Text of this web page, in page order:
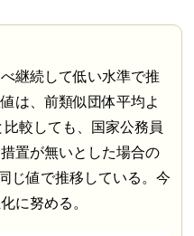
継続して低い水準で推
は、前類似団体平均よ
較しても、国家公務員
置が無いとした場合の
じ値で推移している。今
に努める。